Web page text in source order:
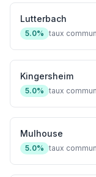
Lutterbach
5.0% taux
Kingersheim
5.0% taux
Mulhouse
5.0% taux